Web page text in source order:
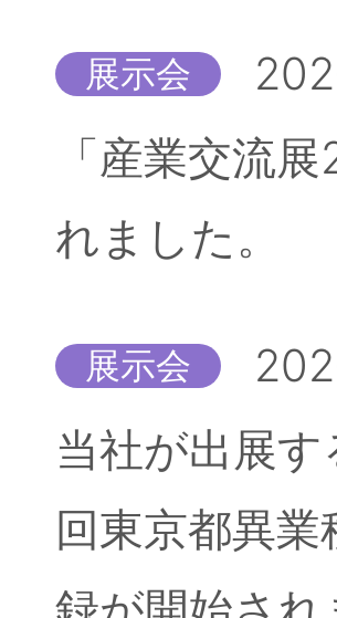
展示会
「産業交流
れました。
展示会
当社が出展
回東京都異